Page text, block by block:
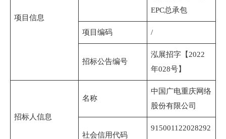
项目信息
EPC总承包
项目编码 /
招标公告编号
泓展招字【2022
年028号】
招标人信息
名称
中国广电重庆网络
股份有限公司
社会信用代码
915001122028292